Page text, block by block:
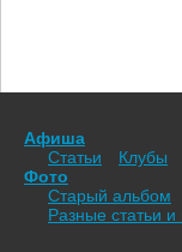
Афиша
Статьи
Клубы
Фото
Старый альбом
Разные статьи и